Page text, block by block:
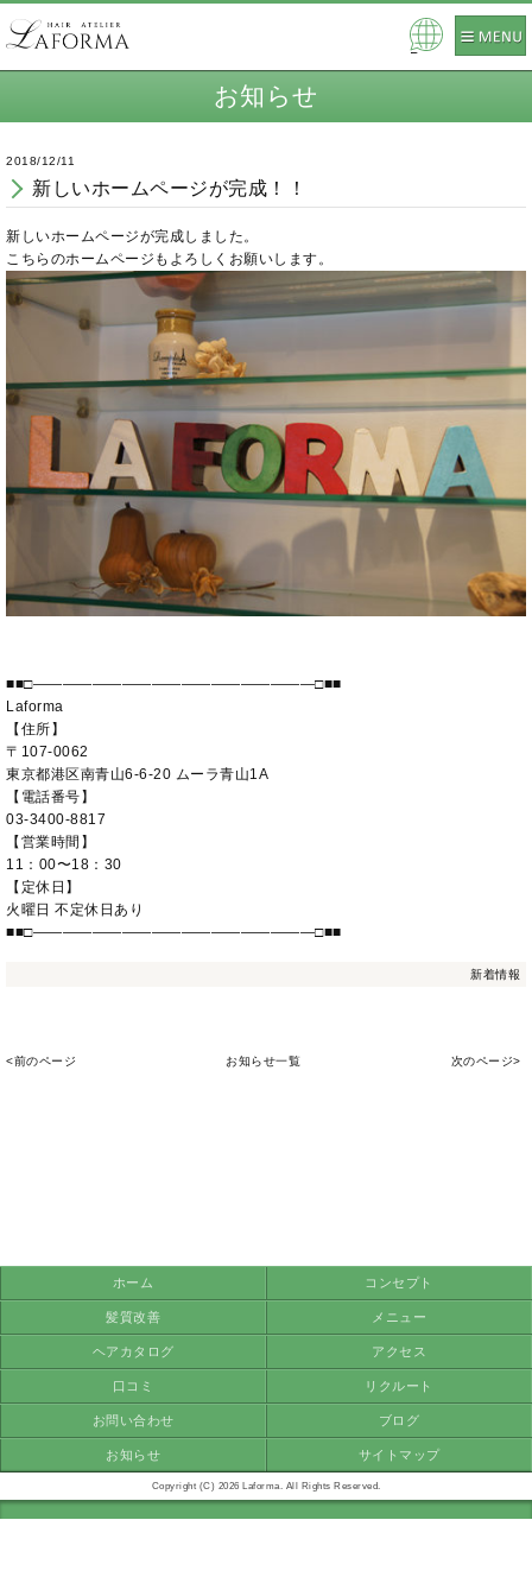
Pow
お知らせ
2018/12/11
新しいホームページが完成！！
新しいホームページが完成しました。
こちらのホームページもよろしくお願いします。
■■□―――――――――――――――――――□■■
Laforma
【住所】
〒107-0062
東京都港区南青山6-6-20 ムーラ青山1A
【電話番号】
03-3400-8817
【営業時間】
11：00〜18：30
【定休日】
火曜日 不定休日あり
■■□―――――――――――――――――――□■■
新着情報
<前のページ お知らせ一覧 次のページ>
ホーム コンセプト
髪質改善 メニュー
ヘアカタログ アクセス
口コミ リクルート
お問い合わせ ブログ
お知らせ サイトマップ
Copyright (C) 2026 Laforma. All Rights Reserved.